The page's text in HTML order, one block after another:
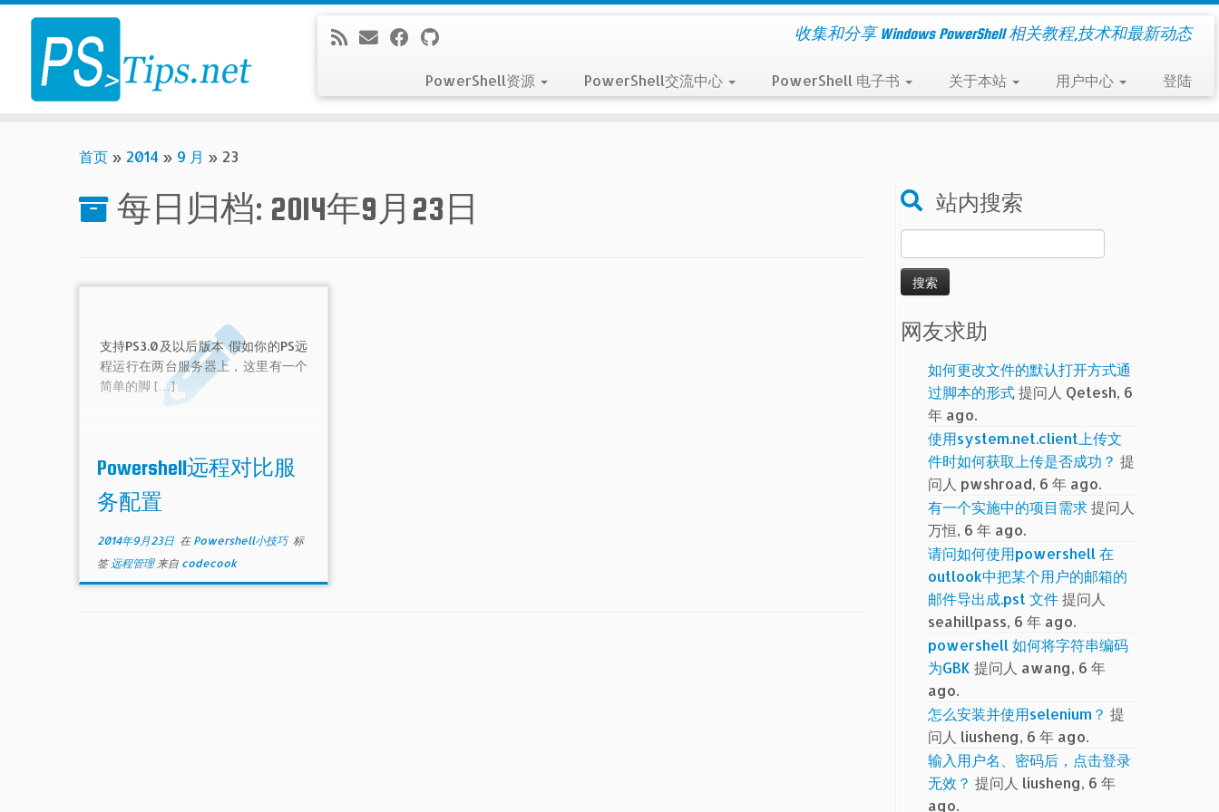
Skip
content
收集和分享 Windows PowerShell 相关教程,技术和最新动态
PowerShell资源 PowerShell交流中心 PowerShell 电子书 关于本站 用户中心 登陆
首页 » 2014 » 9 月 » 23
每日归档: 2014年9月23日
支持PS3.0及以后版本 假如你的PS远
程运行在两台服务器上，这里有一个
简单的脚 […]
Powershell远程对比服
务配置
2014年9月23日 在 Powershell小技巧 标
签远程管理 来自 codecook
站内搜索
索：
网友求助
如何更改文件的默认打开方式通
过脚本的形式提问人 Qetesh, 6
年 ago.
使用system.net.client上传文
件时如何获取上传是否成功？ 提
问人 pwshroad, 6 年 ago.
有一个实施中的项目需求提问人
万恒, 6 年 ago.
请问如何使用powershell 在
outlook中把某个用户的邮箱的
邮件导出成.pst 文件提问人
seahillpass, 6 年 ago.
powershell 如何将字符串编码
为GBK 提问人 awang, 6 年
ago.
怎么安装并使用selenium？ 提
问人 liusheng, 6 年 ago.
输入用户名、密码后，点击登录
无效？ 提问人 liusheng, 6 年
ago.